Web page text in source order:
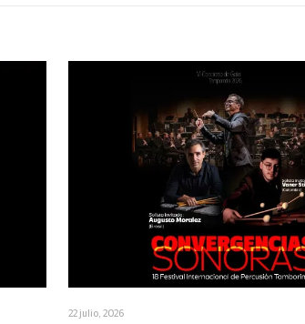
22 julio, 2026